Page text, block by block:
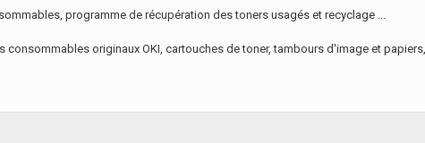
programme de récupération des toners usagés et recyclage ...
originaux OKI, cartouches de toner, tambours d'image et